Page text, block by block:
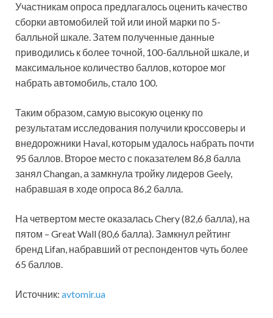
Участникам опроса предлагалось оценить качество
сборки автомобилей той или иной марки по 5-
балльной шкале. Затем полученные данные
приводились к более точной, 100-балльной шкале, и
максимальное количество баллов, которое мог
набрать автомобиль, стало 100.
Таким образом, самую высокую оценку по
результатам исследования получили кроссоверы и
внедорожники Haval, которым удалось набрать почти
95 баллов. Второе место с показателем 86,8 балла
занял Changan, а замкнула тройку лидеров Geely,
набравшая в ходе опроса 86,2 балла.
На четвертом месте оказалась Chery (82,6 балла), на
пятом – Great Wall (80,6 балла). Замкнул рейтинг
бренд Lifan, набравший от респондентов чуть более
65 баллов.
Источник: avtomir.ua